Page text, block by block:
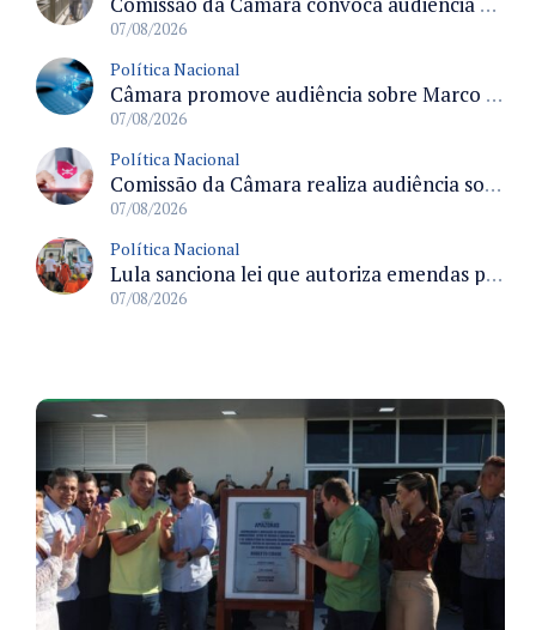
07/08/2026
Política Nacional
Câmara promove audiência sobre Marco de Fomento à Economia Digital e impactos da inteligência artificial
07/08/2026
Política Nacional
Comissão da Câmara realiza audiência sobre apostas online para medir o tamanho do mercado ilegal
07/08/2026
Política Nacional
Lula sanciona lei que autoriza emendas parlamentares para atendimento pré-hospitalar pelos bombeiros
07/08/2026